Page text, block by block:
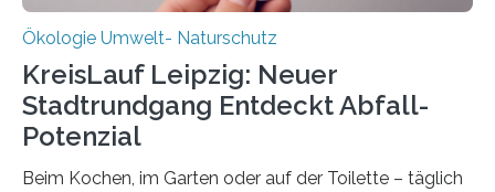
Ökologie Umwelt- Naturschutz
KreisLauf Leipzig: Neuer
Stadtrundgang Entdeckt Abfall-
Potenzial
Beim Kochen, im Garten oder auf der Toilette – täglich